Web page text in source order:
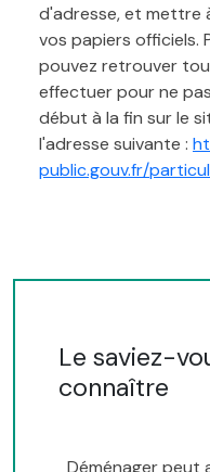
d'adresse, et mettre
vos papiers officiels.
pouvez retrouver
effectuer pour ne
début à la fin sur le
l'adresse suivante :
public.gouv.fr/
Le saviez-
connaître
Déménager peut